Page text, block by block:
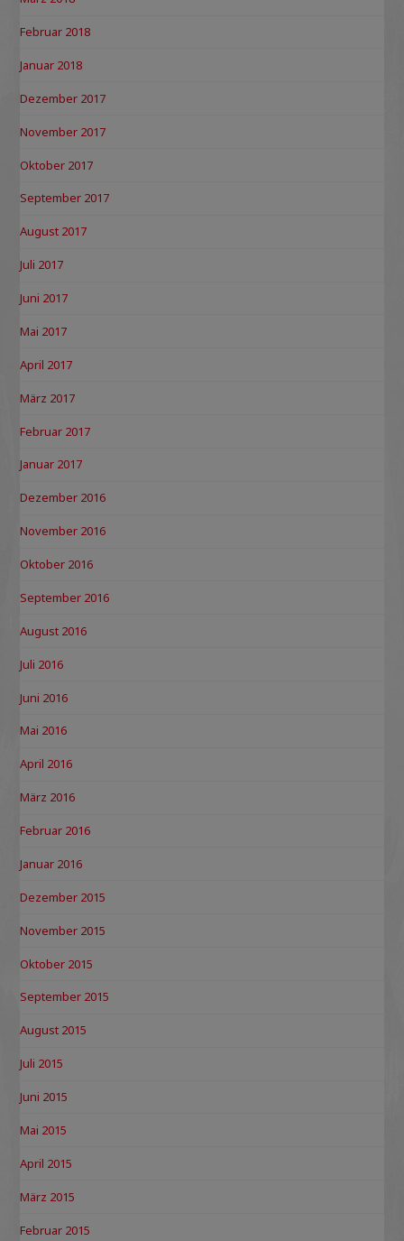
Februar 2018
Januar 2018
Dezember 2017
November 2017
Oktober 2017
September 2017
August 2017
Juli 2017
Juni 2017
Mai 2017
April 2017
März 2017
Februar 2017
Januar 2017
Dezember 2016
November 2016
Oktober 2016
September 2016
August 2016
Juli 2016
Juni 2016
Mai 2016
April 2016
März 2016
Februar 2016
Januar 2016
Dezember 2015
November 2015
Oktober 2015
September 2015
August 2015
Juli 2015
Juni 2015
Mai 2015
April 2015
März 2015
Februar 2015